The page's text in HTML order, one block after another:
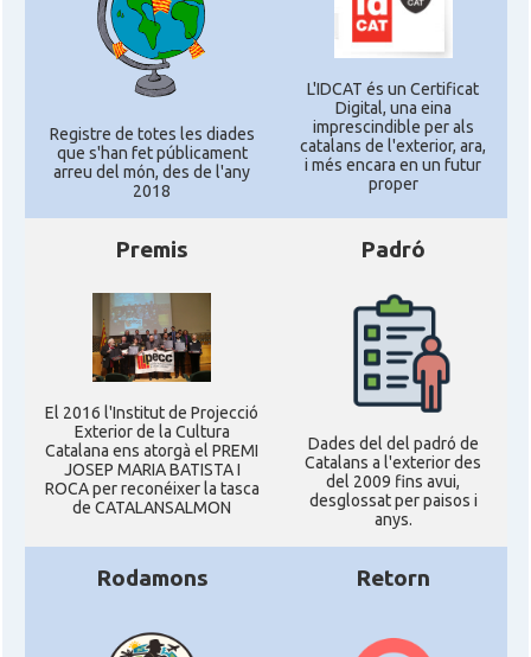
Registre de totes les diades
que s'han fet públicament
arreu del món, des de l'any
2018
L'IDCAT és un Certificat
Digital, una eina
imprescindible per als
catalans de l'exterior, ara,
i més encara en un futur
proper
Premis
El 2016 l'Institut de Projecció
Exterior de la Cultura
Catalana ens atorgà el PREMI
JOSEP MARIA BATISTA I
ROCA per reconéixer la tasca
de CATALANSALMON
Padró
Dades del del padró de
Catalans a l'exterior des
del 2009 fins avui,
desglossat per paisos i
anys.
Rodamons Retorn